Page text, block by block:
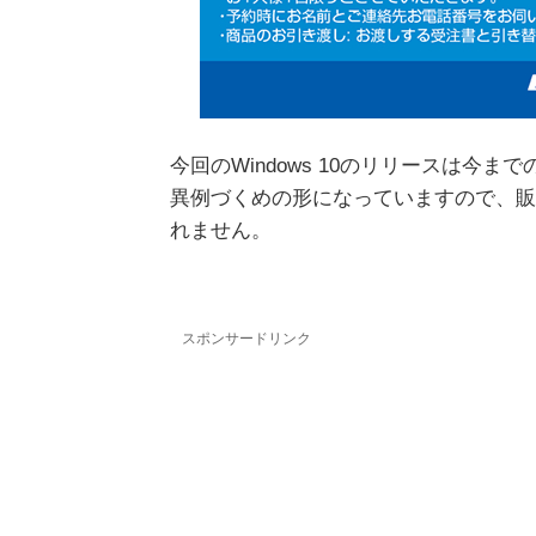
今回のWindows 10のリリースは今まで
異例づくめの形になっていますので、
れません。
スポンサードリンク